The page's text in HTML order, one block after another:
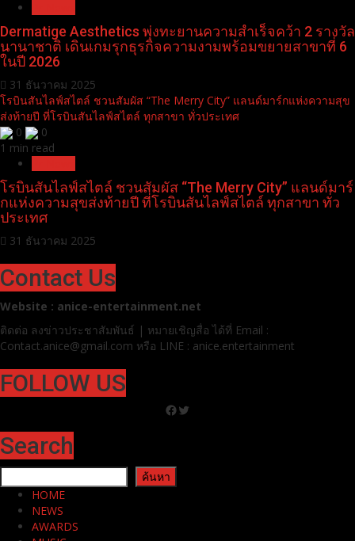
Dermatige Aesthetics พุ่งทะยานความสำเร็จคว้า 2 รางวัล
นานาชาติ เดินเกมรุกธุรกิจความงามพร้อมขยายสาขาที่ 6
ในปี 2026
31 ธันวาคม 2025
โรบินสันไลฟ์สไตล์ ชวนสัมผัส “The Merry City” แลนด์มาร์กแห่งความสุข
ส่งท้ายปี ที่โรบินสันไลฟ์สไตล์ ทุกสาขา ทั่วประเทศ
0
0
1 min read
โรบินสันไลฟ์สไตล์ ชวนสัมผัส “The Merry City” แลนด์มาร์
กแห่งความสุขส่งท้ายปี ที่โรบินสันไลฟ์สไตล์ ทุกสาขา ทั่ว
ประเทศ
31 ธันวาคม 2025
Contact Us
Website : anice-entertainment.net
ติดต่อ ลงข่าวประชาสัมพันธ์ | หมายเชิญสื่อ ได้ที่ Email :
Contact.anice@gmail.com หรือ LINE : anice.entertainment
FOLLOW US
Facebook
Twitter
Search
ค้นหา
ค้นหา
HOME
NEWS
AWARDS